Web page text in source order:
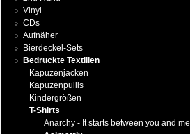
Vinyl
CDs
Aufnäher
Bierdeckel-Sets
Bedruckte Textilien
Kapuzenjacken
Kapuzenpullis
Kindergrößen
T-Shirts
Anarchy - It starts between you and me